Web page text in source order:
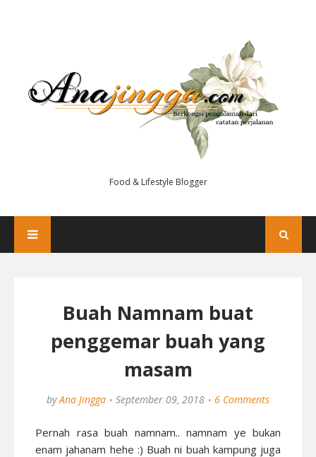
Food & Lifestyle Blogger
Buah Namnam buat
penggemar buah yang
masam
by Ana Jingga September 09, 2018 6 Comments
Pernah rasa buah namnam.. namnam ye bukan
enam jahanam hehe :) Buah ni buah kampung juga